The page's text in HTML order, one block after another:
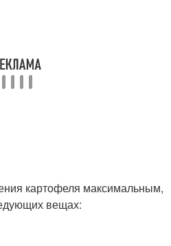
картофеля максимальным,
вещах: